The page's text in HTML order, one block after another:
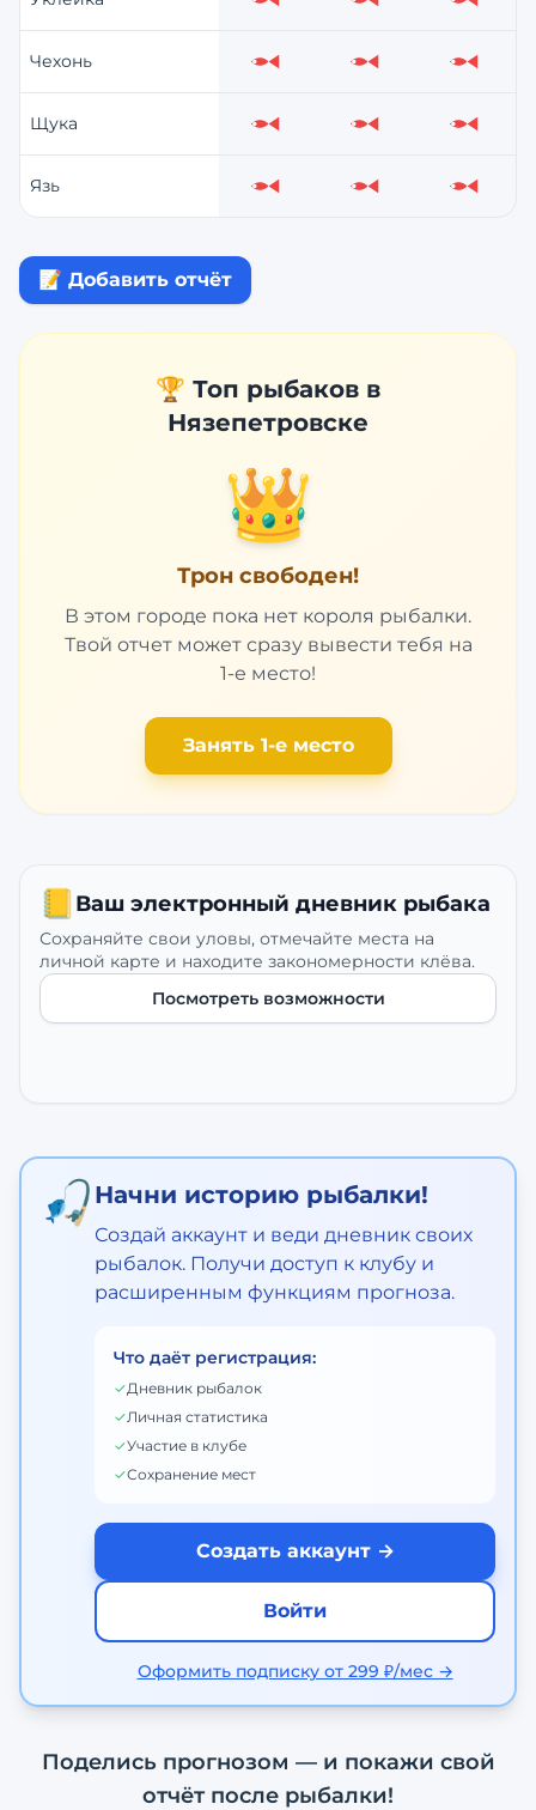
Слабо Слабо Слабо
Чехонь Слабо Слабо Слабо
Щука Слабо Слабо Слабо
Язь Слабо Слабо Слабо
📝 Добавить отчёт
🏆 Топ рыбаков в
Нязепетровске
👑
Трон свободен!
В этом городе пока нет короля рыбалки.
Твой отчет может сразу вывести тебя на
1-е место!
Занять 1-е место
📒 Ваш электронный дневник рыбака
Сохраняйте свои уловы, отмечайте места на
личной карте и находите закономерности клёва.
Посмотреть возможности
🎣 Начни историю рыбалки!
Создай аккаунт и веди дневник своих
рыбалок. Получи доступ к клубу и
расширенным функциям прогноза.
Что даёт регистрация:
✓Дневник рыбалок
✓Личная статистика
✓Участие в клубе
✓Сохранение мест
Создать аккаунт →
Войти
Оформить подписку от 299 ₽/мес →
Поделись прогнозом — и покажи свой
отчёт после рыбалки!